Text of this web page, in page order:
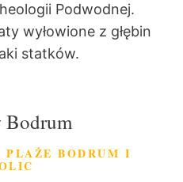
Podwodnej.
wyłowione z głębin
statków.
Bodrum
BODRUM I